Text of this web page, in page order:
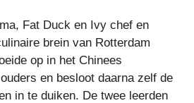
Fat Duck en Ivy chef en
brein van Rotterdam
op in het Chinees
en besloot daarna zelf de
in te duiken. De twee leerden